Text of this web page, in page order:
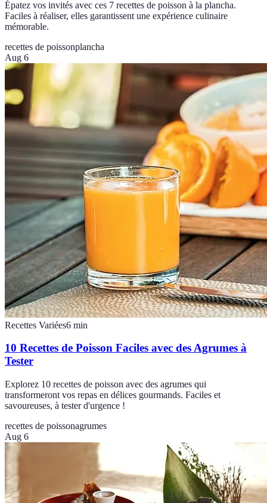
Épatez vos invités avec ces 7 recettes de poisson à la plancha.
Faciles à réaliser, elles garantissent une expérience culinaire
mémorable.
recettes de poissonplancha
Aug 6
Recettes Variées6 min
10 Recettes de Poisson Faciles avec des Agrumes à
Tester
Explorez 10 recettes de poisson avec des agrumes qui
transformeront vos repas en délices gourmands. Faciles et
savoureuses, à tester d'urgence !
recettes de poissonagrumes
Aug 6